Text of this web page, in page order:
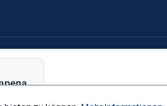
Pumpenaggregat 415/3/50 1 MOTOR/PUMP UNIT L+R 415/3/50 160BAR